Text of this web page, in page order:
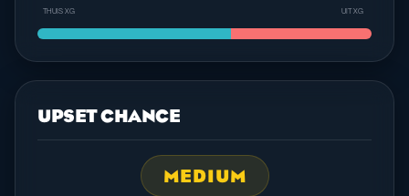
THUIS XG UIT XG
UPSET CHANCE
MEDIUM